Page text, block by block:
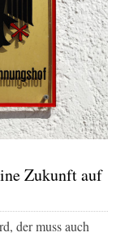
Zukunft auf
der muss auch